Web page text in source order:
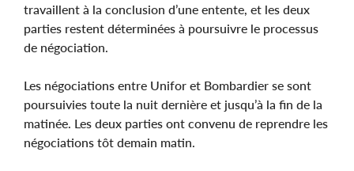
travaillent à la conclusion d’une entente, et les deux
parties restent déterminées à poursuivre le processus
de négociation.
Les négociations entre Unifor et Bombardier se sont
poursuivies toute la nuit dernière et jusqu’à la fin de la
matinée. Les deux parties ont convenu de reprendre les
négociations tôt demain matin.